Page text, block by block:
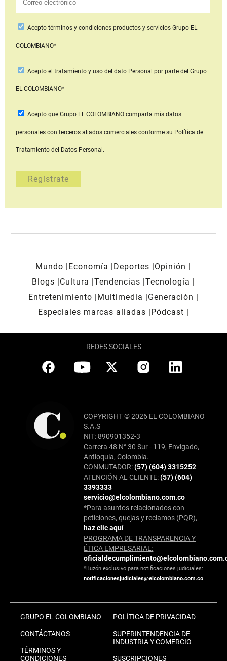
Aceptotérminos y condiciones productos y serviciosGrupo EL
COLOMBIANO*
Acepto el tratamiento y uso del dato Personal por parte del Grupo
EL COLOMBIANO*
Acepto que Grupo EL COLOMBIANOcomparta mis datos
personales con terceros aliados comerciales conforme su Política de
Tratamiento del Datos Personal.
Mundo Economía Deportes
Opinión
Blogs
Cultura Tendencias Tecnología
Entretenimiento
Multimedia
Generación
Especiales marcas aliadas
Pódcast
REDES SOCIALES
COPYRIGHT © 2026 EL COLOMBIANO
S.A.S
NIT: 890901352-3
Carrera 48 N° 30 Sur - 119, Envigado,
Antioquia, Colombia.
CONMUTADOR:(57) (604) 3315252
ATENCIÓN AL CLIENTE:(57) (604)
3393333
servicio@elcolombiano.com.co
*Para asuntos relacionados con
peticiones, quejas y reclamos (PQR),
haz clic aquí
PROGRAMA DE TRANSPARENCIA Y
ÉTICA EMPRESARIAL:
*Buzón exclusivo para notificaciones judiciales:
notificacionesjudiciales@elcolombiano.com.co
GRUPO EL COLOMBIANO
CONTÁCTANOS
TÉRMINOS Y
CONDICIONES
POLÍTICA DE PRIVACIDAD
SUPERINTENDENCIA DE
INDUSTRIA Y COMERCIO
SUSCRIPCIONES